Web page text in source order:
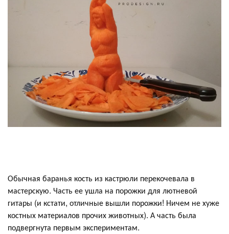
Обычная баранья кость из кастрюли перекочевала в
мастерскую. Часть ее ушла на порожки для лютневой
гитары (и кстати, отличные вышли порожки! Ничем не хуже
костных материалов прочих животных). А часть была
подвергнута первым экспериментам.